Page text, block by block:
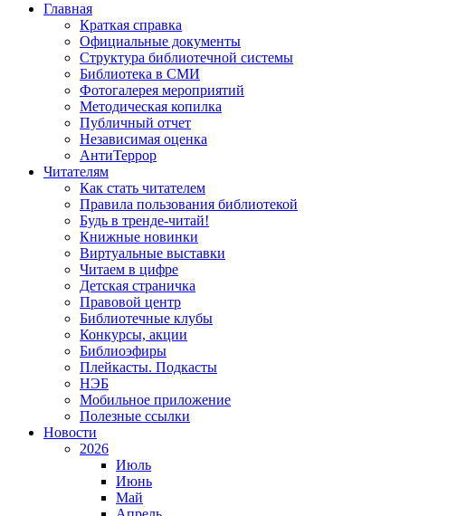
Главная
Краткая справка
Официальные документы
Структура библиотечной системы
Библиотека в СМИ
Фотогалерея мероприятий
Методическая копилка
Публичный отчет
Независимая оценка
АнтиТеррор
Читателям
Как стать читателем
Правила пользования библиотекой
Будь в тренде-читай!
Книжные новинки
Виртуальные выставки
Читаем в цифре
Детская страничка
Правовой центр
Библиотечные клубы
Конкурсы, акции
Библиоэфиры
Плейкасты. Подкасты
НЭБ
Мобильное приложение
Полезные ссылки
Новости
2026
Июль
Июнь
Май